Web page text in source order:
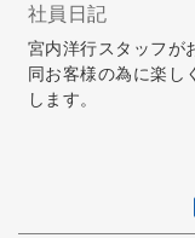
社員日記
宮内洋行スタッフが
同お客様の為に楽し
します。